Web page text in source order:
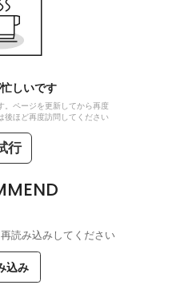
しいです
。ページを更新してから再度
後ほど再度訪問してください
行
読み込みしてください
込み